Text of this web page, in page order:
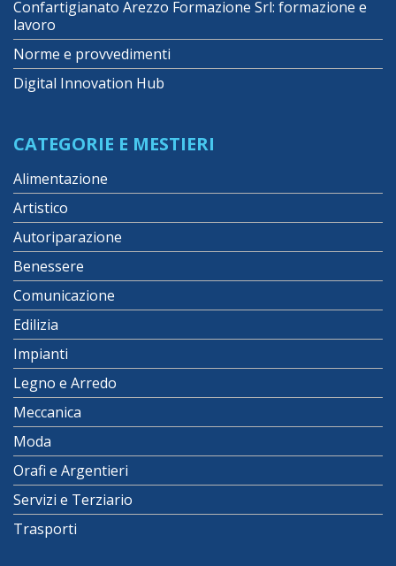
Confartigianato Arezzo Formazione Srl: formazione e
lavoro
Norme e provvedimenti
Digital Innovation Hub
CATEGORIE E MESTIERI
Alimentazione
Artistico
Autoriparazione
Benessere
Comunicazione
Edilizia
Impianti
Legno e Arredo
Meccanica
Moda
Orafi e Argentieri
Servizi e Terziario
Trasporti